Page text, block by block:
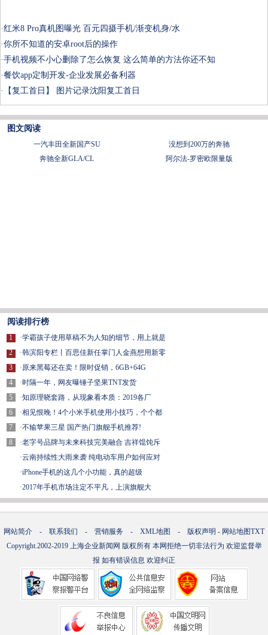
·红米8 Pro真机图曝光 百元四摄手机/渐变机身/水
·你所不知道的安卓root后的操作
·手机视频不小心删除了怎么恢复 这么简单的方法你还不知
·餐饮app定制开发-企业发展必备利器
·
【复工首日】 图片记录沈阳复工首日
图文阅读
一汽丰田全新国产SU
没想到200万的奔驰
奔驰全新GLA/CL
阿尔法-罗密欧限量版
阅读排行榜
1
2
3
4
5
6
7
8
·学霸孩子使用草稿不为人知的细节，用上就是
·韩滨阳专栏丨百思佳新任掌门人金燕想用新零
·原来黑莓还在卖！限时促销，6GB+64G
·时隔一年，网友曝锤子坚果TNT发货
·知原理晓套路，从现象看本质：2019各厂
·相见恨晚！4个小米手机使用小技巧，个个都
·不输苹果三星 国产热门旗舰手机推荐!
·老字号品牌与未来科技完美融合 吉祥馄饨斥
·云南持续性大雨来袭 纯电动车用户如何应对
·iPhone手机的这几个小功能，真的超级
·2017年手机市场注定不平凡，上演旗舰大
网站简介 - 联系我们 - 营销服务 - XML地图 - 版权声明 - 网站地图TXT
Copyright.2002-2019 上海企业新闻网 版权所有 本网拒绝一切非法行为 欢迎监督举
报 如有错误信息 欢迎纠正